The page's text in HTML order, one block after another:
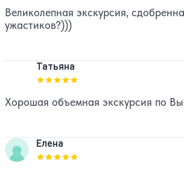
Великолепная экскурсия,
ужастиков?)))
Татьяна
Оценка, количество звезд:
Хорошая объемная экскурсия по
Елена
Оценка, количество звезд: